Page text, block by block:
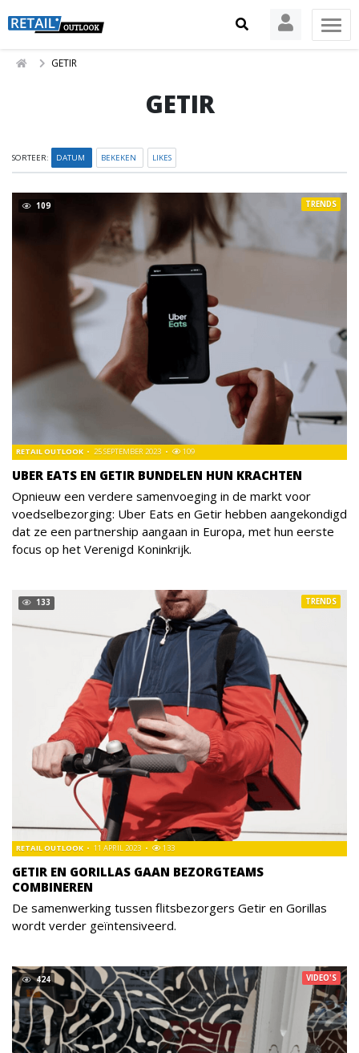
GETIR
GETIR
SORTEER: DATUM BEKEKEN LIKES
109
UBER EATS EN GETIR BUNDELEN HUN KRACHTEN
RETAIL OUTLOOK 25 SEPTEMBER 2023 109
TRENDS
Opnieuw een verdere samenvoeging in de markt voor
voedselbezorging: Uber Eats en Getir hebben aangekondigd
dat ze een partnership aangaan in Europa, met hun eerste
focus op het Verenigd Koninkrijk.
133
GETIR EN GORILLAS GAAN BEZORGTEAMS
COMBINEREN
RETAIL OUTLOOK 11 APRIL 2023 133
TRENDS
De samenwerking tussen flitsbezorgers Getir en Gorillas
wordt verder geïntensiveerd.
424 VIDEO'S